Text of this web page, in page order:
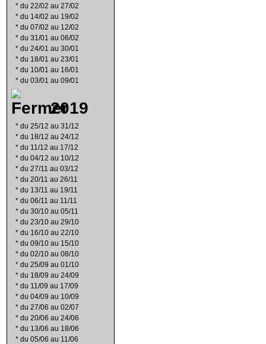
* du 22/02 au 27/02
* du 14/02 au 19/02
* du 07/02 au 12/02
* du 31/01 au 06/02
* du 24/01 au 30/01
* du 18/01 au 23/01
* du 10/01 au 16/01
* du 03/01 au 09/01
2019
* du 25/12 au 31/12
* du 18/12 au 24/12
* du 11/12 au 17/12
* du 04/12 au 10/12
* du 27/11 au 03/12
* du 20/11 au 26/11
* du 13/11 au 19/11
* du 06/11 au 11/11
* du 30/10 au 05/11
* du 23/10 au 29/10
* du 16/10 au 22/10
* du 09/10 au 15/10
* du 02/10 au 08/10
* du 25/09 au 01/10
* du 18/09 au 24/09
* du 11/09 au 17/09
* du 04/09 au 10/09
* du 27/06 au 02/07
* du 20/06 au 24/06
* du 13/06 au 18/06
* du 05/06 au 11/06